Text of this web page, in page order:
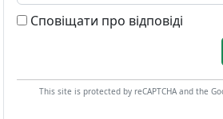
Сповіщати про відповіді
This site is protected by reCAPTCHA and the